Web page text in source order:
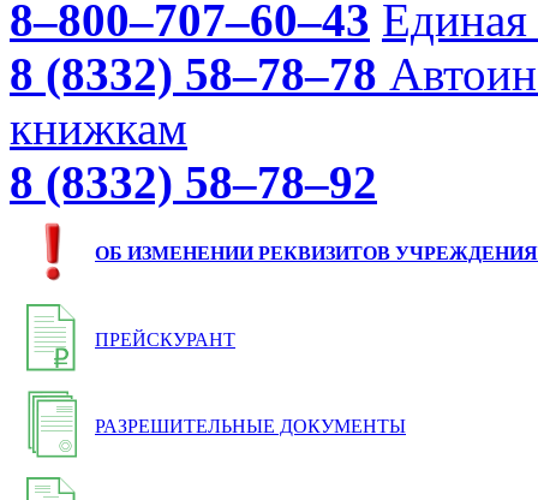
8–800–707–60–43 Единая
8 (8332) 58–78–78
книжкам
8 (8332) 58–78–92
ОБ ИЗМЕНЕНИИ РЕКВИЗИТОВ УЧРЕЖДЕНИЯ
ПРЕЙСКУРАНТ
РАЗРЕШИТЕЛЬНЫЕ ДОКУМЕНТЫ